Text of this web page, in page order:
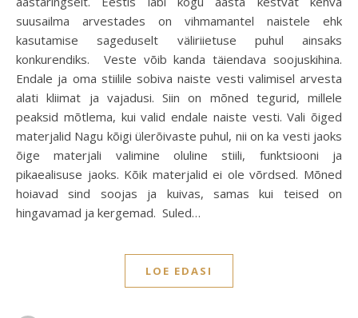
suusailma arvestades on vihmamantel naistele ehk
kasutamise sageduselt väliriietuse puhul ainsaks
konkurendiks. Veste võib kanda täiendava soojuskihina.
Endale ja oma stiilile sobiva naiste vesti valimisel arvesta
alati kliimat ja vajadusi. Siin on mõned tegurid, millele
peaksid mõtlema, kui valid endale naiste vesti. Vali õiged
materjalid Nagu kõigi ülerõivaste puhul, nii on ka vesti jaoks
õige materjali valimine oluline stiili, funktsiooni ja
pikaealisuse jaoks. Kõik materjalid ei ole võrdsed. Mõned
hoiavad sind soojas ja kuivas, samas kui teised on
hingavamad ja kergemad. Suled…
LOE EDASI